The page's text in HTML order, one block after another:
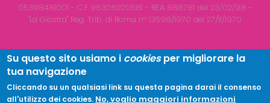
05398481001 - C.F 96306220581 - REA 888781 del 23/02/98 -
"La Giostra" Reg. Trib. di Roma n° 13598/1970 del 27/11/1970
Copyright © 2026LA GIOSTRA | All Rights Reserved
Su questo sito usiamo i cookiesper migliorare la
tua navigazione
Cliccando su un qualsiasi link su questa pagina darai il consenso
all'utilizzo dei cookies. No, voglio maggiori informazioni